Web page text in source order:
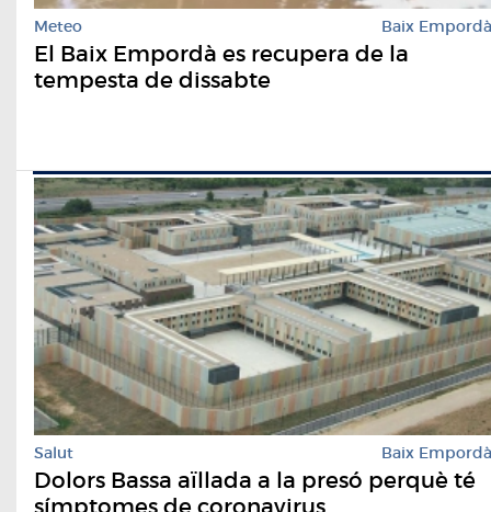
Meteo Baix Empordà
El Baix Empordà es recupera de la
tempesta de dissabte
Salut Baix Empordà
Dolors Bassa aïllada a la presó perquè té
símptomes de coronavirus